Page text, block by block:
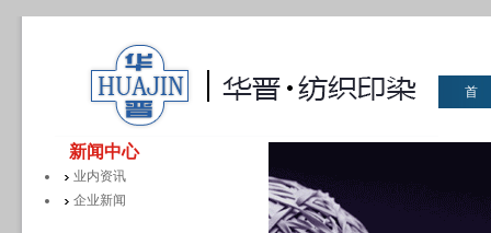
首
新闻中心
业内资讯
企业新闻